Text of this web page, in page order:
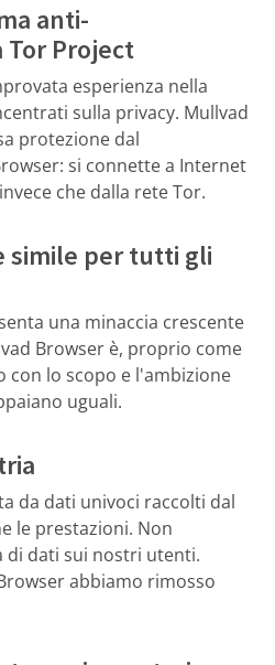
anti-
Project
esperienza nella
sulla privacy. Mullvad
protezione dal
si connette a Internet
che dalla rete Tor.
simile per tutti gli
una minaccia crescente
Browser è, proprio come
con lo scopo e l'ambizione
uguali.
da dati univoci raccolti dal
le prestazioni. Non
di dati sui nostri utenti.
abbiamo rimosso